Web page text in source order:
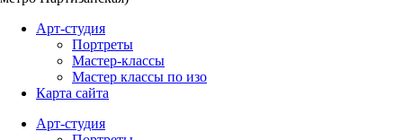
Арт-студия
Портреты
Мастер-классы
Мастер классы по изо
Карта сайта
Арт-студия